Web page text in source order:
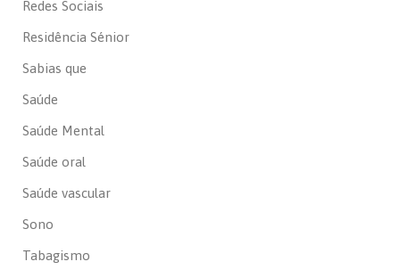
Redes Sociais
Residência Sénior
Sabias que
Saúde
Saúde Mental
Saúde oral
Saúde vascular
Sono
Tabagismo